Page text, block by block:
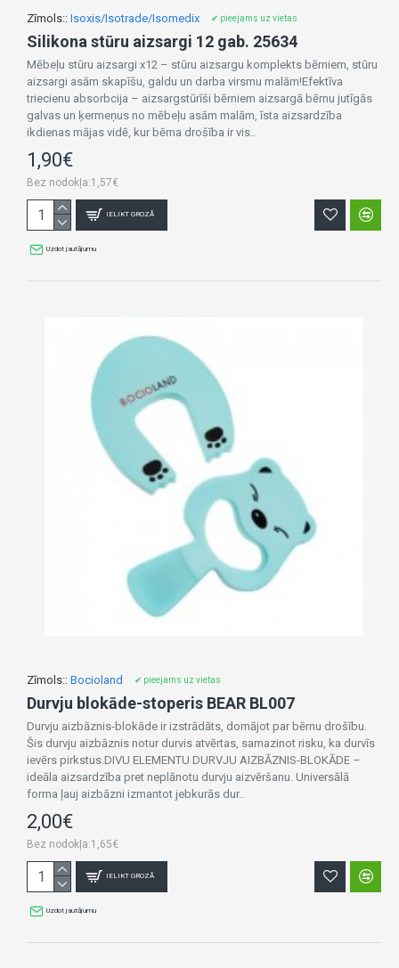
Zīmols:: Isoxis/Isotrade/Isomedix ✔ pieejams uz vietas
Silikona stūru aizsargi 12 gab. 25634
Mēbeļu stūru aizsargi x12 – stūru aizsargu komplekts bērniem, stūru
aizsargi asām skapīšu, galdu un darba virsmu malām!Efektīva
triecienu absorbcija – aizsargstūrīši bērniem aizsargā bērnu jutīgās
galvas un ķermeņus no mēbeļu asām malām, īsta aizsardzība
ikdienas mājas vidē, kur bērna drošība ir vis..
1,90€
Bez nodokļa:1,57€
IELIKT GROZĀ
Uzdot jautājumu
Zīmols:: Bocioland ✔ pieejams uz vietas
Durvju blokāde-stoperis BEAR BL007
Durvju aizbāznis-blokāde ir izstrādāts, domājot par bērnu drošību.
Šis durvju aizbāznis notur durvis atvērtas, samazinot risku, ka durvīs
ievērs pirkstus.DIVU ELEMENTU DURVJU AIZBĀZNIS-BLOKĀDE –
ideāla aizsardzība pret neplānotu durvju aizvēršanu. Universālā
forma ļauj aizbāzni izmantot jebkurās dur..
2,00€
Bez nodokļa:1,65€
IELIKT GROZĀ
Uzdot jautājumu